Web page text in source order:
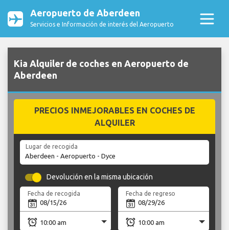
Aeropuerto de Aberdeen
Servicios e Información de interés del Aeropuerto
Kia Alquiler de coches en Aeropuerto de
Aberdeen
PRECIOS INMEJORABLES EN COCHES DE
ALQUILER
Lugar de recogida
Devolución en la misma ubicación
Fecha de recogida Fecha de regreso